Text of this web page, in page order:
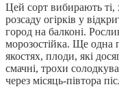
Цей сорт вибирають ті,
розсаду огірків у
город на балконі.
морозостійка. Ще одна
якостях, плоди, які
смачні, трохи
через місяць-півтора